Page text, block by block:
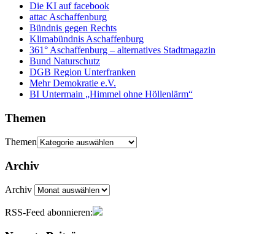
Die KI auf facebook
attac Aschaffenburg
Bündnis gegen Rechts
Klimabündnis Aschaffenburg
361° Aschaffenburg – alternatives Stadtmagazin
Bund Naturschutz
DGB Region Unterfranken
Mehr Demokratie e.V.
BI Untermain „Himmel ohne Höllenlärm“
Themen
Themen
Archiv
Archiv
RSS-Feed abonnieren: